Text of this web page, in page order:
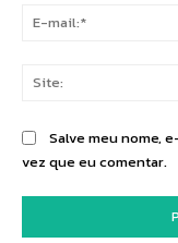
Salve meu nome,
vez que eu comentar.